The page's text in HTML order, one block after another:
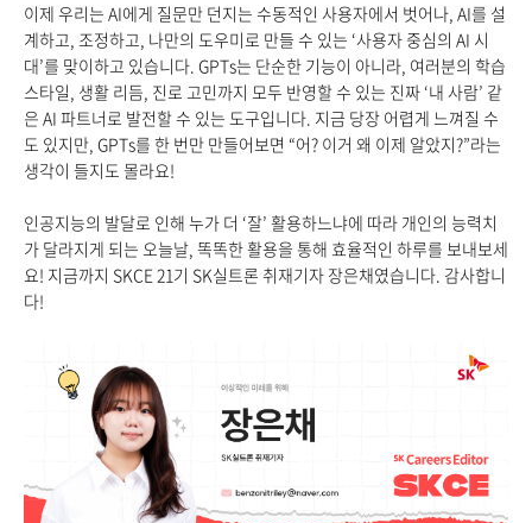
이제 우리는 AI에게 질문만 던지는 수동적인 사용자에서 벗어나, AI를 설
계하고, 조정하고, 나만의 도우미로 만들 수 있는 ‘사용자 중심의 AI 시
대’를 맞이하고 있습니다. GPTs는 단순한 기능이 아니라, 여러분의 학습
스타일, 생활 리듬, 진로 고민까지 모두 반영할 수 있는 진짜 ‘내 사람’ 같
은 AI 파트너로 발전할 수 있는 도구입니다. 지금 당장 어렵게 느껴질 수
도 있지만, GPTs를 한 번만 만들어보면 “어? 이거 왜 이제 알았지?”라는
생각이 들지도 몰라요!
인공지능의 발달로 인해 누가 더 ‘잘’ 활용하느냐에 따라 개인의 능력치
가 달라지게 되는 오늘날, 똑똑한 활용을 통해 효율적인 하루를 보내보세
요! 지금까지 SKCE 21기 SK실트론 취재기자 장은채였습니다. 감사합니
다!